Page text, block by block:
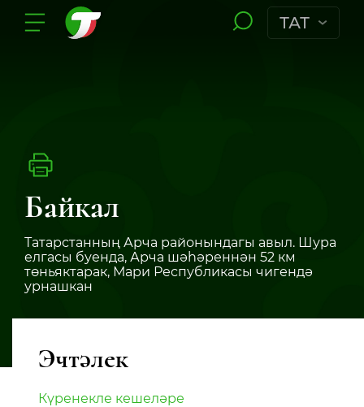
ТАТ
Байкал
Татарстанның Арча районындагы авыл. Шура
елгасы буенда, Арча шәһәреннән 52 км
төньяктарак, Мари Республикасы чигендә
урнашкан
Эчтәлек
Күренекле кешеләре